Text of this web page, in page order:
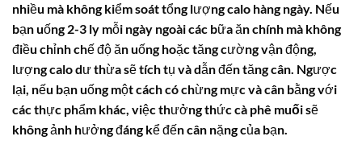
nhiều mà không kiểm soát tổng lượng calo hàng ngày. Nếu
bạn uống 2-3 ly mỗi ngày ngoài các bữa ăn chính mà không
điều chỉnh chế độ ăn uống hoặc tăng cường vận động,
lượng calo dư thừa sẽ tích tụ và dẫn đến tăng cân. Ngược
lại, nếu bạn uống một cách có chừng mực và cân bằng với
các thực phẩm khác, việc thưởng thứccà phê muốisẽ
không ảnh hưởng đáng kể đến cân nặng của bạn.